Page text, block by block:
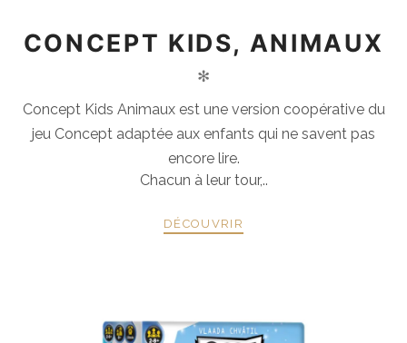
CONCEPT KIDS, ANIMAUX
✻
Concept Kids Animaux est une version coopérative du
jeu Concept adaptée aux enfants qui ne savent pas
encore lire.
Chacun à leur tour,..
DÉCOUVRIR